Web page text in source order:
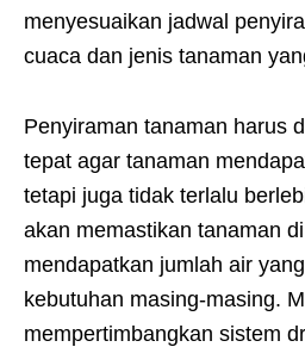
menyesuaikan jadwal
cuaca dan jenis tanaman
Penyiraman tanaman harus
tepat agar tanaman
tetapi juga tidak terlalu
akan memastikan tanaman
mendapatkan jumlah air
kebutuhan masing-masing.
mempertimbangkan sistem